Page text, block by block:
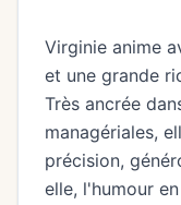
Virginie anime
et une grande
Très ancrée
managériales,
précision,
elle, l'humour